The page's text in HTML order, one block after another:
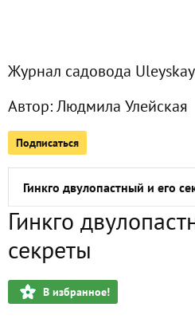
Журнал садовода
Автор:Людмила Улейская
Подписаться
Неповторимый южный шарм
Трава с ароматом аниса
Бесплодная форма каштана
Гинкго двулопастный и его
Цикорий - мамулечкин цветок
Дыня из кармана королевы
Живая изгородь для себя и
Гинкго
секреты
В избранное!